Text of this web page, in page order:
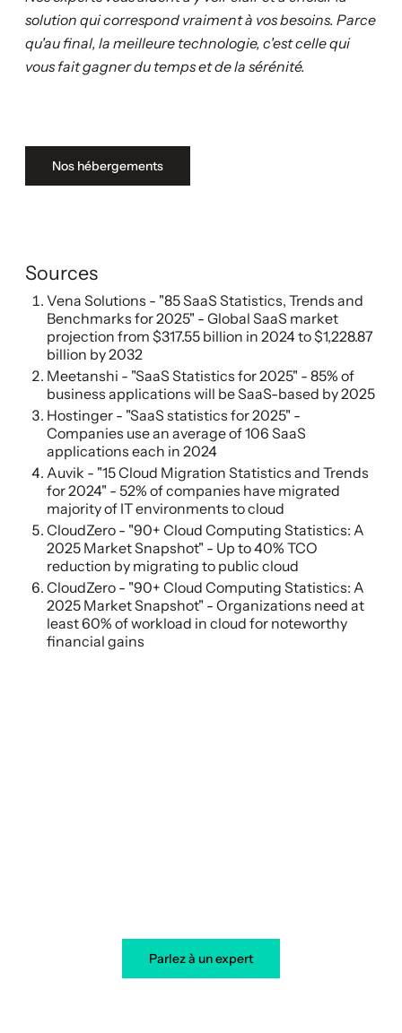
solution qui correspond vraiment à vos besoins. Parce
qu'au final, la meilleure technologie, c'est celle qui
vous fait gagner du temps et de la sérénité.
Nos hébergements
Sources
Vena Solutions - "85 SaaS Statistics, Trends and
Benchmarks for 2025" - Global SaaS market
projection from $317.55 billion in 2024 to $1,228.87
billion by 2032
Meetanshi - "SaaS Statistics for 2025" - 85% of
business applications will be SaaS-based by 2025
Hostinger - "SaaS statistics for 2025" -
Companies use an average of 106 SaaS
applications each in 2024
Auvik - "15 Cloud Migration Statistics and Trends
for 2024" - 52% of companies have migrated
majority of IT environments to cloud
CloudZero - "90+ Cloud Computing Statistics: A
2025 Market Snapshot" - Up to 40% TCO
reduction by migrating to public cloud
CloudZero - "90+ Cloud Computing Statistics: A
2025 Market Snapshot" - Organizations need at
least 60% of workload in cloud for noteworthy
financial gains
Parlez à un expert